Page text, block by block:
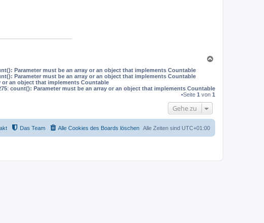
o
Parameter must be an array or an object that implements Countable
Parameter must be an array or an object that implements Countable
or an object that implements Countable
: count(): Parameter must be an array or an object that implements Countable
•Seite 1 von 1
Gehe zu
Alle Zeiten sind UTC+01:00
Alle Cookies des Boards löschen
Das Team